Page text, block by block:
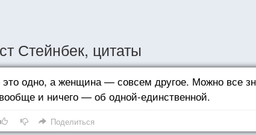
Стейнбек, цитаты
одно, а женщина — совсем другое. Можно все
и ничего — об одной-единственной.
Поделиться